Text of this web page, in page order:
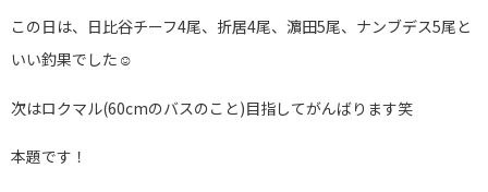
この日は、日比谷チーフ4尾、折居4尾、濵田5尾、ナンブデス5尾と
いい釣果でした☺️
次はロクマル(60cmのバスのこと)目指してがんばります笑
本題です！